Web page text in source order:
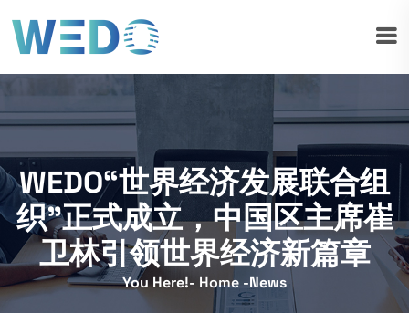
WEDO“世界经济发展联合组
织”正式成立，中国区主席崔
卫林引领世界经济新篇章
You Here!- Home -News